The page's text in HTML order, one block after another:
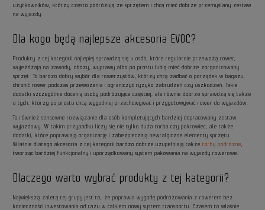
użytkowników, którzy często podróżują ze sprzętem i chcą mieć dobrze przemyślany zestaw
na wyjazdy.
Dla kogo będą najlepsze akcesoria EVOC?
Produkty z tej kategorii najlepiej sprawdzą się u osób, które regularnie przewożą rower,
wyjeżdżają na zawody, obozy, wyprawy albo po prostu lubią mieć dobrze zorganizowany
sprzęt. To bardzo dobry wybór dla rowerzystów, którzy chcą zadbać o porządek w bagażu,
chronić rower podczas przewożenia i ograniczyć ryzyko zabrudzeń czy uszkodzeń. Takie
dodatki szczególnie docenią osoby podróżujące częściej, ale równie dobrze sprawdzą się także
u tych, którzy po prostu chcą wygodniej przechowywać i przygotowywać rower do wyjazdów.
To również sensowne rozwiązanie dla osób kompletujących bardziej dopracowany zestaw
wyjazdowy. W takim przypadku liczy się nie tylko duża torba czy pokrowiec, ale także
dodatki, które poprawiają organizację i zabezpieczają newralgiczne elementy sprzętu.
Właśnie dlatego akcesoria z tej kategorii bardzo dobrze uzupełniają takżetorby podróżne
tworząc bardziej funkcjonalny i uporządkowany system pakowania na wyjazdy rowerowe.
Dlaczego warto wybrać produkty z tej kategorii?
Największą zaletą tej grupy jest to, że poprawia wygodę podróżowania z rowerem bez
konieczności inwestowania od razu w całkiem nowy system transportu. Czasem to właśnie